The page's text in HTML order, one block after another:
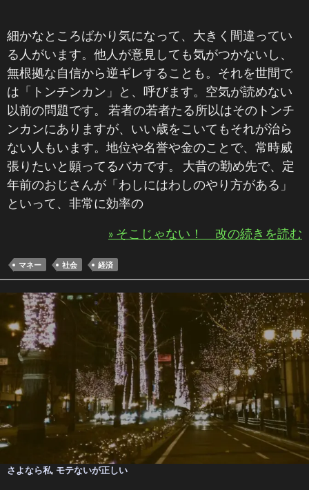
細かなところばかり気になって、大きく間違ってい
る人がいます。他人が意見しても気がつかないし、
無根拠な自信から逆ギレすることも。それを世間で
は「トンチンカン」と、呼びます。空気が読めない
以前の問題です。 若者の若者たる所以はそのトンチ
ンカンにありますが、いい歳をこいてもそれが治ら
ない人もいます。地位や名誉や金のことで、常時威
張りたいと願ってるバカです。 大昔の勤め先で、定
年前のおじさんが「わしにはわしのやり方がある」
といって、非常に効率の
» そこじゃない！ 改の続きを読む
マネー 社会 経済
さよなら私, モテないが正しい